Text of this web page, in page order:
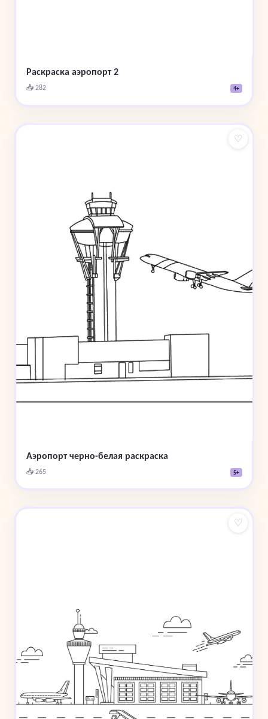
Раскраска аэропорт 2
📥 282 4+
♡
Аэропорт черно-белая раскраска
📥 265 5+
♡